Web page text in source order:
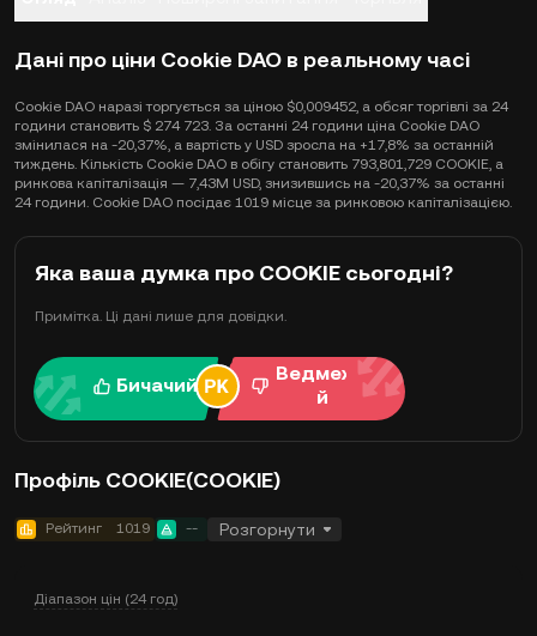
Дані про ціни Cookie DAO в реальному часі
Cookie DAO наразі торгується за ціною $0,009452, а обсяг торгівлі за 24
години становить $ 274 723. За останні 24 години ціна Cookie DAO
змінилася на -20,37%, а вартість у USD зросла на +17,8% за останній
тиждень. Кількість Cookie DAO в обігу становить 793,801,729 COOKIE, а
ринкова капіталізація — 7,43M USD, знизившись на -20,37% за останні
24 години. Cookie DAO посідає 1019 місце за ринковою капіталізацією.
Яка ваша думка про COOKIE сьогодні?
Примітка. Ці дані лише для довідки.
Бичачий
Ведмежи
й
Профіль COOKIE(COOKIE)
Рейтинг 1019 -- Розгорнути
Діапазон цін (24 год)